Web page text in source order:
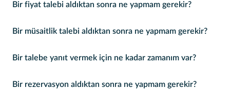
Bir fiyat talebi aldıktan sonra ne yapmam gerekir?
Bir müsaitlik talebi aldıktan sonra ne yapmam gerekir?
Bir talebe yanıt vermek için ne kadar zamanım var?
Bir rezervasyon aldıktan sonra ne yapmam gerekir?